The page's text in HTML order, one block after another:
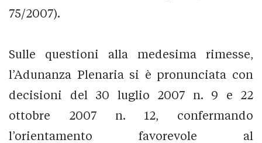
75/2007).
Sulle questioni alla medesima rimesse,
l’Adunanza Plenaria si è pronunciata con
decisioni del 30 luglio 2007 n. 9 e 22
ottobre 2007 n. 12, confermando
l’orientamento favorevole al